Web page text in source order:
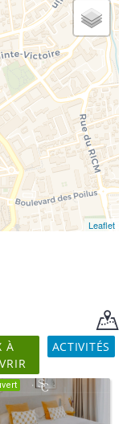
Leaflet
À
ACTIVITÉS